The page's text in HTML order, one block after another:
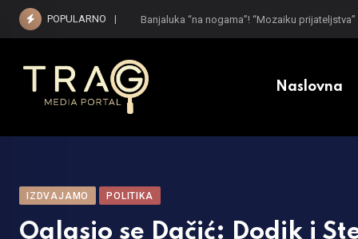
Skip
POPULARNO Kada i koliko jednokratne pomoći će dobiti
Naslovna
IZDVAJAMO POLITIKA
Oglasio se Dačić: Dodik i